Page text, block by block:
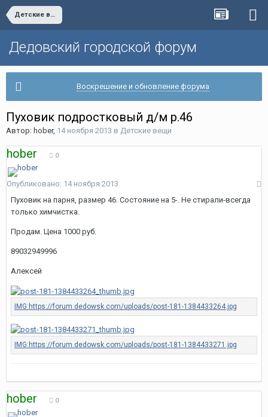
Детские вещи
Дедовский городской форум
Воскрешение и обновление форума
Пуховик подростковый д/м р.46
Автор: hober, 14 ноября 2013 в Детские вещи
hober 0
Опубликовано: 14 ноября 2013
Пуховик на парня, размер 46. Состояние на 5-. Не стирали-всегда
только химчистка.
Продам. Цена 1000 руб.
89032949996
Алексей
hober 0